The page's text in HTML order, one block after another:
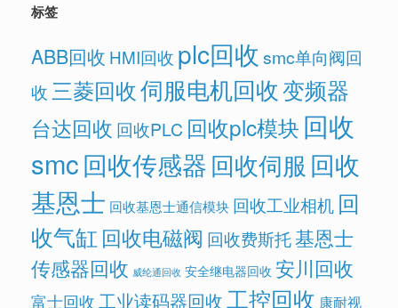
标签
ABB回收 HMI回收 plc回收 smc单向阀回
收三菱回收伺服电机回收变频器
台达回收 回收PLC 回收plc模块 回收
smc回收传感器回收伺服 回收
基恩士 回收基恩士通信模块 回收工业相机 回
收气缸 回收电磁阀 回收费斯托基恩士
传感器回收 威纶通回收 安全继电器回收 安川回收
富士回收工业读码器回收工控回收 康耐视